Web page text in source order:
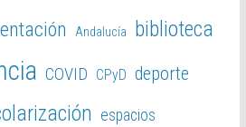
Andalucía biblioteca
COVID CPyD deporte
espacios